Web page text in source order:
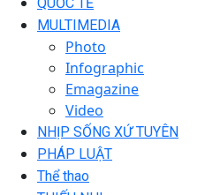
MULTIMEDIA
Photo
Infographic
Emagazine
Video
NHỊP SỐNG XỨ TUYÊN
PHÁP LUẬT
Thể thao